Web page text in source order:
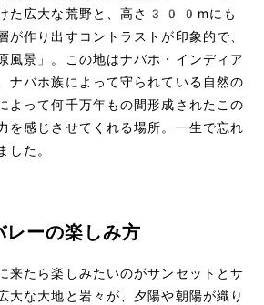
た広大な荒野と、高さ300mにも
が作り出すコントラストが印象的で、
風景」。この地はナバホ・インディア
ナバホ族によって守られている自然の
よって何千万年もの間形成されたこの
を感じさせてくれる場所。一生で忘れ
した。
レーの楽しみ方
来たら楽しみたいのがサンセットとサ
大な大地と岩々が、夕陽や朝陽が織り